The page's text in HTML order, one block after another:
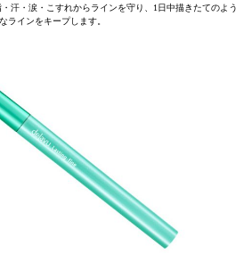
汗・涙・こすれからラインを守り、1日中描きたてのよう
なラインをキープします。